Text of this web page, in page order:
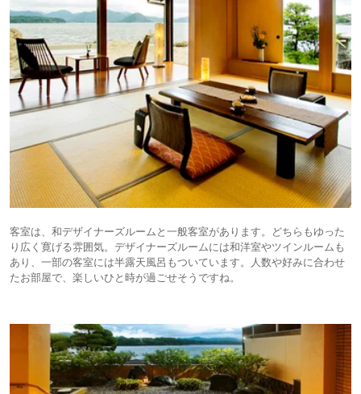
客室は、和デザイナーズルームと一般客室があります。どちらもゆった
り広く寛げる雰囲気。デザイナーズルームには和洋室やツインルームも
あり、一部の客室には半露天風呂もついています。人数や好みに合わせ
たお部屋で、楽しいひと時が過ごせそうですね。